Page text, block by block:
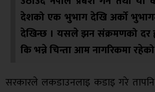
देशको एक भुभाग देखि अर्को
देखिन्छ । यसले झन संक्रमणको दर
कि भन्ने चिन्ता आम नागरिकमा रहेको
सरकारले लकडाउनलाइ कडाइ गरे